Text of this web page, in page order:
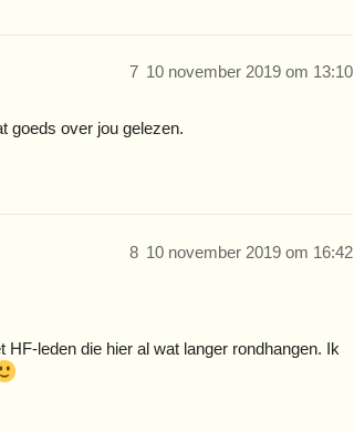
10 november 2019 om 13:10
7
goeds over jou gelezen.
10 november 2019 om 16:42
8
leden die hier al wat langer rondhangen. Ik